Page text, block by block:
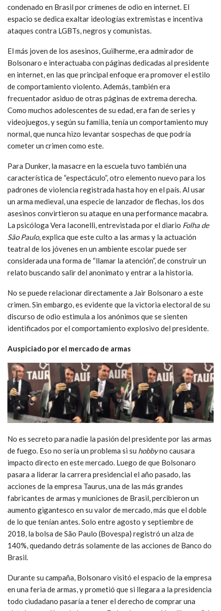
condenado en Brasil por crímenes de odio en internet. El
espacio se dedica exaltar ideologías extremistas e incentiva
ataques contra LGBTs, negros y comunistas.
El más joven de los asesinos, Guilherme, era admirador de
Bolsonaro e interactuaba con páginas dedicadas al presidente
en internet, en las que principal enfoque era promover el estilo
de comportamiento violento. Además, también era
frecuentador asiduo de otras páginas de extrema derecha.
Como muchos adolescentes de su edad, era fan de series y
videojuegos, y según su familia, tenía un comportamiento muy
normal, que nunca hizo levantar sospechas de que podría
cometer un crimen como este.
Para Dunker, la masacre en la escuela tuvo también una
característica de “espectáculo”, otro elemento nuevo para los
padrones de violencia registrada hasta hoy en el país. Al usar
un arma medieval, una especie de lanzador de flechas, los dos
asesinos convirtieron su ataque en una performance macabra.
La psicóloga Vera Iaconelli, entrevistada por el diario Folha de
São Paulo, explica que este culto a las armas y la actuación
teatral de los jóvenes en un ambiente escolar puede ser
considerada una forma de “llamar la atención”, de construir un
relato buscando salir del anonimato y entrar a la historia.
No se puede relacionar directamente a Jair Bolsonaro a este
crimen. Sin embargo, es evidente que la victoria electoral de su
discurso de odio estimula a los anónimos que se sienten
identificados por el comportamiento explosivo del presidente.
Auspiciado por el mercado de armas
No es secreto para nadie la pasión del presidente por las armas
de fuego. Eso no sería un problema si su hobbyno causara
impacto directo en este mercado. Luego de que Bolsonaro
pasara a liderar la carrera presidencial el año pasado, las
acciones de la empresa Taurus, una de las más grandes
fabricantes de armas y municiones de Brasil, percibieron un
aumento gigantesco en su valor de mercado, más que el doble
de lo que tenían antes. Solo entre agosto y septiembre de
2018, la bolsa de São Paulo (Bovespa) registró un alza de
140%, quedando detrás solamente de las acciones de Banco do
Brasil.
Durante su campaña, Bolsonaro visitó el espacio de la empresa
en una feria de armas, y prometió que si llegara a la presidencia
todo ciudadano pasaría a tener el derecho de comprar una